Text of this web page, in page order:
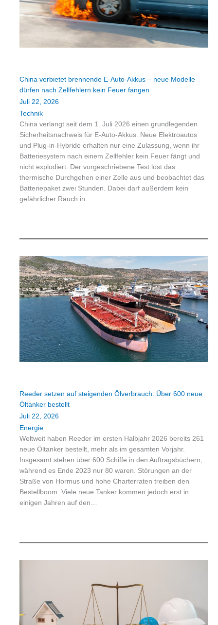
China verbietet brennende E-Auto-Akkus – neue Modelle
dürfen nach Zellfehlern kein Feuer fangen
Juli 22, 2026
Technik
China verlangt seit dem 1. Juli 2026 einen grundlegenden
Sicherheitsnachweis für E-Auto-Akkus. Neue Elektroautos
und Plug-in-Hybride erhalten nur eine Zulassung, wenn ihr
Batteriesystem nach einem Zellfehler kein Feuer fängt und
nicht explodiert. Der vorgeschriebene Test löst das
thermische Durchgehen einer Zelle aus und beobachtet das
Batteriepaket zwei Stunden. Dabei darf außerdem kein
gefährlicher Rauch in…
Reeder setzen auf steigenden Ölverbrauch: Über 600 neue
Öltanker bestellt
Juli 22, 2026
Energie
Weltweit haben Reeder im ersten Halbjahr 2026 bereits 261
neue Öltanker bestellt, mehr als im gesamten Vorjahr.
Insgesamt stehen über 600 Schiffe in den Auftragsbüchern,
während es Ende 2023 nur 80 waren. Störungen an der
Straße von Hormus und hohe Charterraten treiben den
Bestellboom. Viele neue Tanker kommen jedoch erst in
einigen Jahren auf den…